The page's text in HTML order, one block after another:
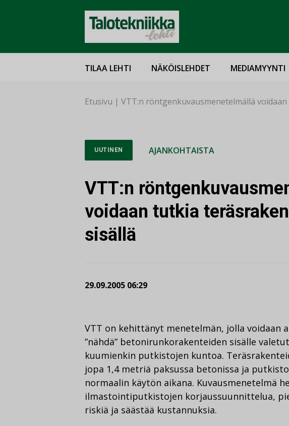
TILAA LEHTI NÄKÖISLEHDET MEDIAMYYNTI
Etusivu | VTT:n röntgenkuvausmenetelmällä
UUTINEN AJANKOHTAISTA
VTT:n
voidaan tutkia
sisällä
29.09.2005 06:29
VTT on kehittänyt menetelmän, jolla voidaan
”nähdä” betonirunkorakenteiden sisälle
kuumienkin putkistojen kuntoa.
jopa 1,4 metriä paksussa betonissa ja
normaalin käytön aikana. Kuvausmenetelmä
ilmastointiputkistojen korjaussuunnittelua,
riskiä ja säästää kustannuksia.